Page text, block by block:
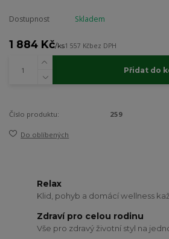
Dostupnost Skladem
1 884 Kč/ks1 557 Kčbez DPH
Přidat do
Číslo produktu: 259
Do oblíbených
Relax
Klid, pohyb a domácí wellness
Zdraví pro celou rodinu
Vše pro zdravý životní styl na